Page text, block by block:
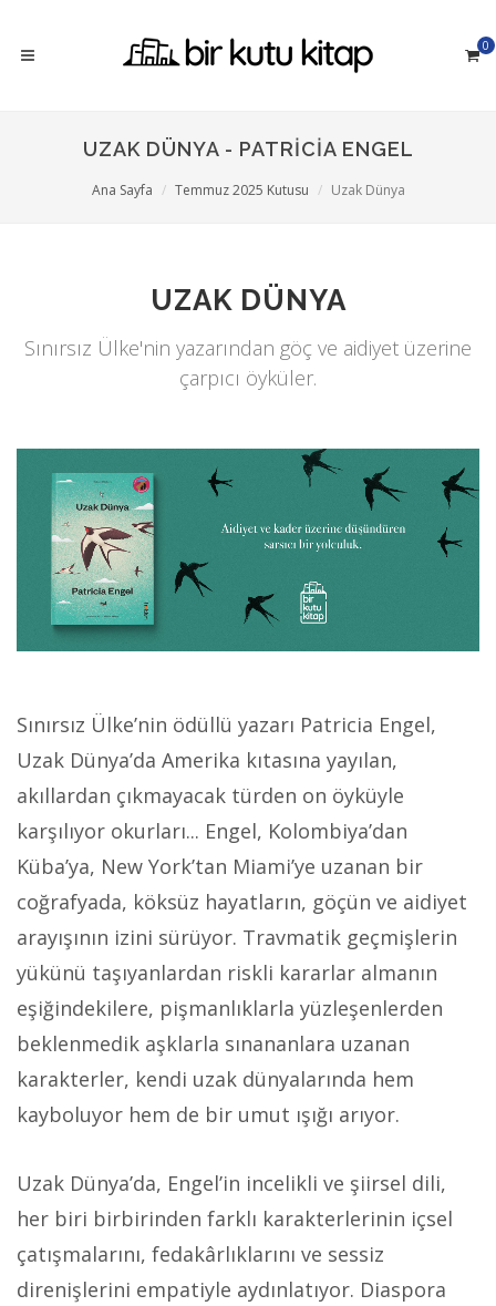
0
UZAK DÜNYA - PATRICIA ENGEL
Ana Sayfa Temmuz 2025 Kutusu Uzak Dünya
UZAK DÜNYA
Sınırsız Ülke'nin yazarından göç ve aidiyet üzerine
çarpıcı öyküler.
Sınırsız Ülke’nin ödüllü yazarı Patricia Engel,
Uzak Dünya’da Amerika kıtasına yayılan,
akıllardan çıkmayacak türden on öyküyle
karşılıyor okurları... Engel, Kolombiya’dan
Küba’ya, New York’tan Miami’ye uzanan bir
coğrafyada, köksüz hayatların, göçün ve aidiyet
arayışının izini sürüyor. Travmatik geçmişlerin
yükünü taşıyanlardan riskli kararlar almanın
eşiğindekilere, pişmanlıklarla yüzleşenlerden
beklenmedik aşklarla sınananlara uzanan
karakterler, kendi uzak dünyalarında hem
kayboluyor hem de bir umut ışığı arıyor.
Uzak Dünya’da, Engel’in incelikli ve şiirsel dili,
her biri birbirinden farklı karakterlerinin içsel
çatışmalarını, fedakârlıklarını ve sessiz
direnişlerini empatiyle aydınlatıyor. Diaspora